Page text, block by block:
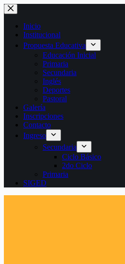
Saltar
al
contenido
Inicio
Institucional
Propuesta Educativa
Educación Inicial
Primaria
Secundaria
Inglés
Deportes
Pastoral
Galería
Inscripciones
Contacto
Ingreso
Secundaria
Ciclo Básico
2do Ciclo
Primaria
SIGED